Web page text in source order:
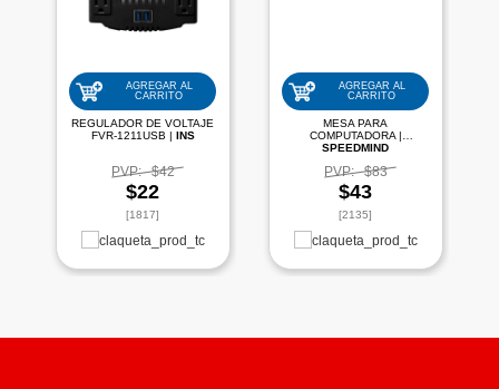
AGREGAR AL
CARRITO
REGULADOR DE VOLTAJE
FVR-1211USB | INS
PVP: $42
$22
[1817]
AGREGAR AL
CARRITO
MESA PARA
COMPUTADORA |
SPEEDMIND
PVP: $83
$43
[2135]